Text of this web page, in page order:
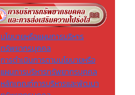
นโยบายหรือแผนการบริหาร
ทรัพยากรบุคคล
การดำเนินการตามนโยบายหรือ
แผนการบริหารทรัพยากรบุคคล
หลักเกณฑ์การบริหารและพัฒนา